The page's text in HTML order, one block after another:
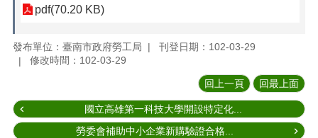
pdf(70.20 KB)
發布單位：臺南市政府勞工局
刊登日期：102-03-29
修改時間：102-03-29
回上一頁 回最上面
國立高雄第一科技大學開設特定化...
勞委會補助中小企業新購驗證合格...